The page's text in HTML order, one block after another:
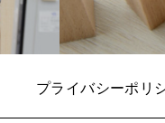
プライバシーポリ